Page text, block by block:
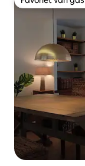
Favoriet van